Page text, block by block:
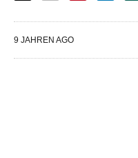
9 JAHREN AGO